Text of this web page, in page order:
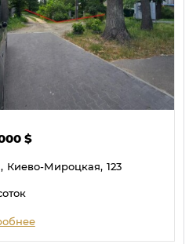
$
Киево-Мироцкая, 123